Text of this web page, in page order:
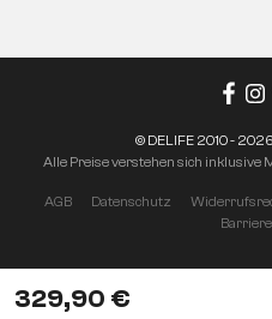
329,90 €
AGB Datenschutz
© DELIFE 2010 -
Alle Preise verstehen sich inklusive